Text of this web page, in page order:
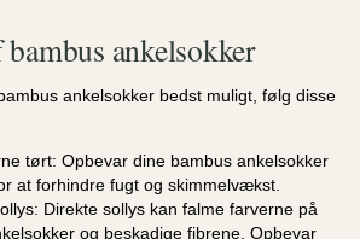
ankelsokker
ankelsokker bedst muligt, følg disse
tørt: Opbevar dine bambus ankelsokker
at forhindre fugt og skimmelvækst.
Direkte sollys kan falme farverne på
og beskadige fibrene. Opbevar